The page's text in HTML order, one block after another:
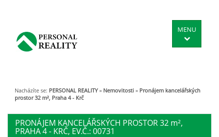
MENU
Nacházíte se: PERSONAL REALITY » Nemovitosti » Pronájem kancelářských
prostor 32 m², Praha 4 - Krč
PRONÁJEM KANCELÁŘSKÝCH PROSTOR 32 m²,
PRAHA 4 - KRČ, EV.Č.: 00731